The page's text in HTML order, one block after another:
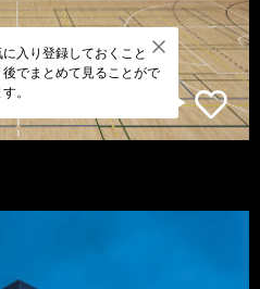
に入り登録しておくこと
後でまとめて見ることがで
。